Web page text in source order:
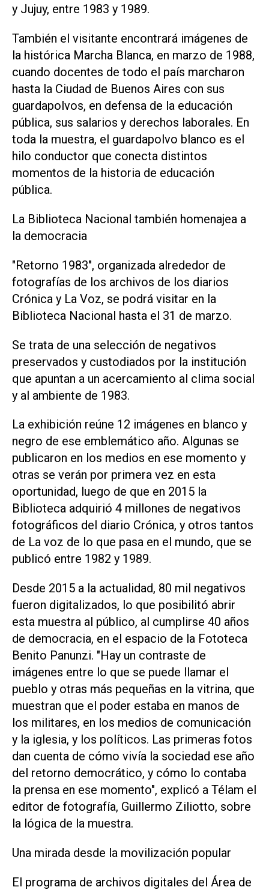
y Jujuy, entre 1983 y 1989.
También el visitante encontrará imágenes de
la histórica Marcha Blanca, en marzo de 1988,
cuando docentes de todo el país marcharon
hasta la Ciudad de Buenos Aires con sus
guardapolvos, en defensa de la educación
pública, sus salarios y derechos laborales. En
toda la muestra, el guardapolvo blanco es el
hilo conductor que conecta distintos
momentos de la historia de educación
pública.
La Biblioteca Nacional también homenajea a
la democracia
"Retorno 1983", organizada alrededor de
fotografías de los archivos de los diarios
Crónica y La Voz, se podrá visitar en la
Biblioteca Nacional hasta el 31 de marzo.
Se trata de una selección de negativos
preservados y custodiados por la institución
que apuntan a un acercamiento al clima social
y al ambiente de 1983.
La exhibición reúne 12 imágenes en blanco y
negro de ese emblemático año. Algunas se
publicaron en los medios en ese momento y
otras se verán por primera vez en esta
oportunidad, luego de que en 2015 la
Biblioteca adquirió 4 millones de negativos
fotográficos del diario Crónica, y otros tantos
de La voz de lo que pasa en el mundo, que se
publicó entre 1982 y 1989.
Desde 2015 a la actualidad, 80 mil negativos
fueron digitalizados, lo que posibilitó abrir
esta muestra al público, al cumplirse 40 años
de democracia, en el espacio de la Fototeca
Benito Panunzi. "Hay un contraste de
imágenes entre lo que se puede llamar el
pueblo y otras más pequeñas en la vitrina, que
muestran que el poder estaba en manos de
los militares, en los medios de comunicación
y la iglesia, y los políticos. Las primeras fotos
dan cuenta de cómo vivía la sociedad ese año
del retorno democrático, y cómo lo contaba
la prensa en ese momento", explicó a Télam el
editor de fotografía, Guillermo Ziliotto, sobre
la lógica de la muestra.
Una mirada desde la movilización popular
El programa de archivos digitales del Área de